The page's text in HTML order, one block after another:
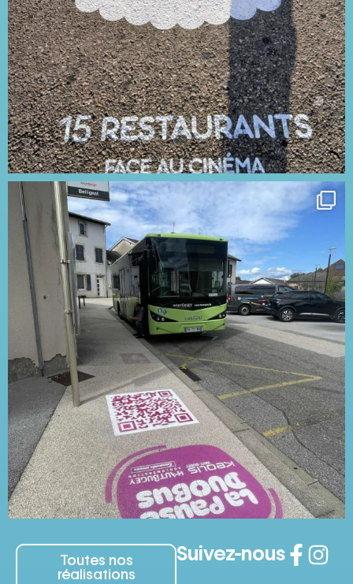
Toutes nos
réalisations
Suivez-nous